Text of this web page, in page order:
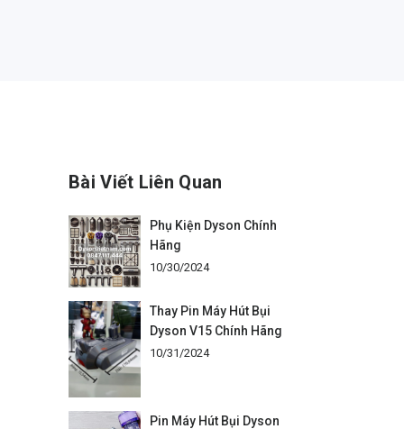
Bài Viết Liên Quan
Phụ Kiện Dyson Chính
Hãng
10/30/2024
Thay Pin Máy Hút Bụi
Dyson V15 Chính Hãng
10/31/2024
Pin Máy Hút Bụi Dyson